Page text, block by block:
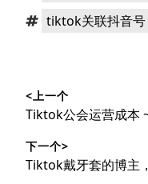
标 tiktok关联抖音号
章
导
航
<上一个
上
文
章：
Tiktok公会运营成本
下一个>
下
Tiktok戴牙套的博主